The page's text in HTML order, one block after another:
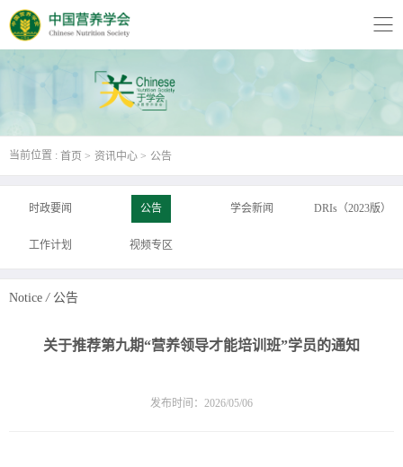
当前位置 : 首页 资讯中心 公告
时政要闻 公告 学会新闻 DRIs（2023版）
工作计划 视频专区
Notice / 公告
关于推荐第九期“营养领导才能培训班”学员的通知
发布时间：2026/05/06